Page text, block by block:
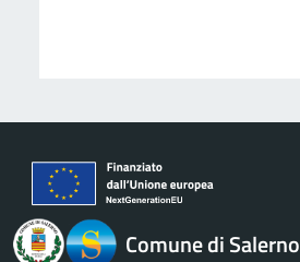
logo Unione Europea
Comune di Salerno